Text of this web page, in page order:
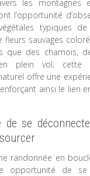
les montagnes
l’opportunité
typiques
fleurs sauvages
que des chamois,
plein vol, cette
offre une
ainsi le lien
de se
randonnée en
opportunité de